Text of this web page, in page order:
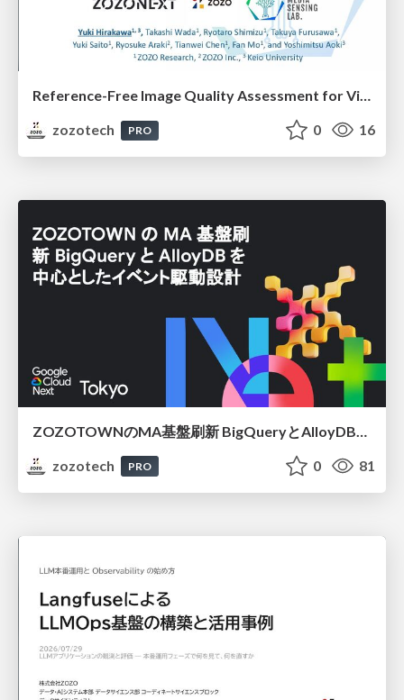
Reference-Free Image Quality Assessment for Virtual Try-On via Human Feedback
zozotech
PRO 0 16
zozotech
PRO 0 81